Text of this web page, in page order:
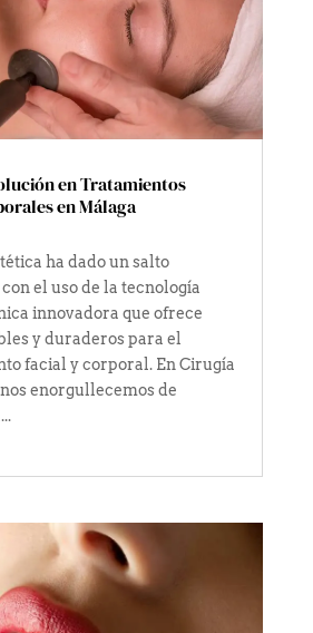
en Tratamientos
en Málaga
ha dado un salto
el uso de la tecnología
innovadora que ofrece
y duraderos para el
facial y corporal. En Cirugía
enorgullecemos de